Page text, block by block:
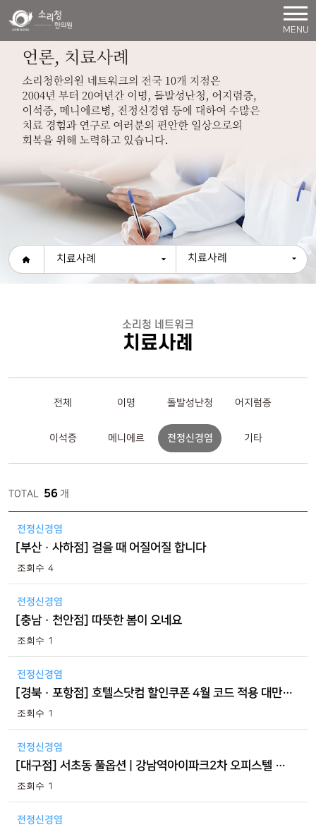
MENU
치료사례 치료사례
소리청 네트워크
치료사례
전체 이명 돌발성난청 어지럼증
이석증 메니에르 전정신경염 기타
TOTAL 56 개
전정신경염
[부산 · 사하점] 걸을 때 어질어질 합니다
4
전정신경염
[충남 · 천안점] 따뜻한 봄이 오네요
1
전정신경염
[경북 · 포항점] 호텔스닷컴 할인쿠폰 4월 코드 적용 대만 베이터우 온천 숙소
1
전정신경염
[대구점] 서초동 풀옵션 | 강남역아이파크2차 오피스텔 신논현역 도보 3분거리에 위치해서 입주생활하기좋아요
1
전정신경염